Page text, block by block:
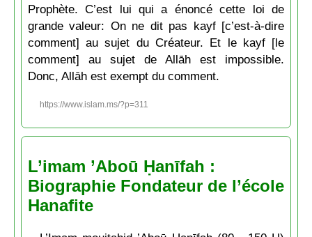
Prophète. C’est lui qui a énoncé cette loi de
grande valeur: On ne dit pas kayf [c’est-à-dire
comment] au sujet du Créateur. Et le kayf [le
comment] au sujet de Allāh est impossible.
Donc, Allāh est exempt du comment.
https://www.islam.ms/?p=311
L’imam ’Aboū Ḥanīfah :
Biographie Fondateur de l’école
Hanafite